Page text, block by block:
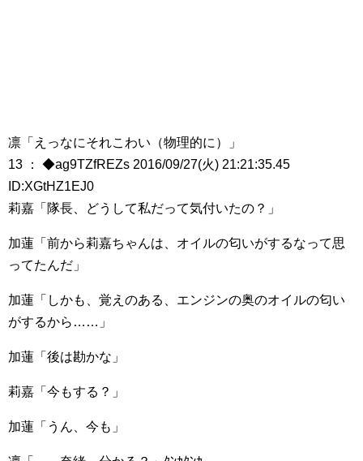
凛「えっなにそれこわい（物理的に）」
13 ： ◆ag9TZfREZs 2016/09/27(火) 21:21:35.45
ID:XGtHZ1EJ0
莉嘉「隊長、どうして私だって気付いたの？」
加蓮「前から莉嘉ちゃんは、オイルの匂いがするなって思
ってたんだ」
加蓮「しかも、覚えのある、エンジンの奥のオイルの匂い
がするから……」
加蓮「後は勘かな」
莉嘉「今もする？」
加蓮「うん、今も」